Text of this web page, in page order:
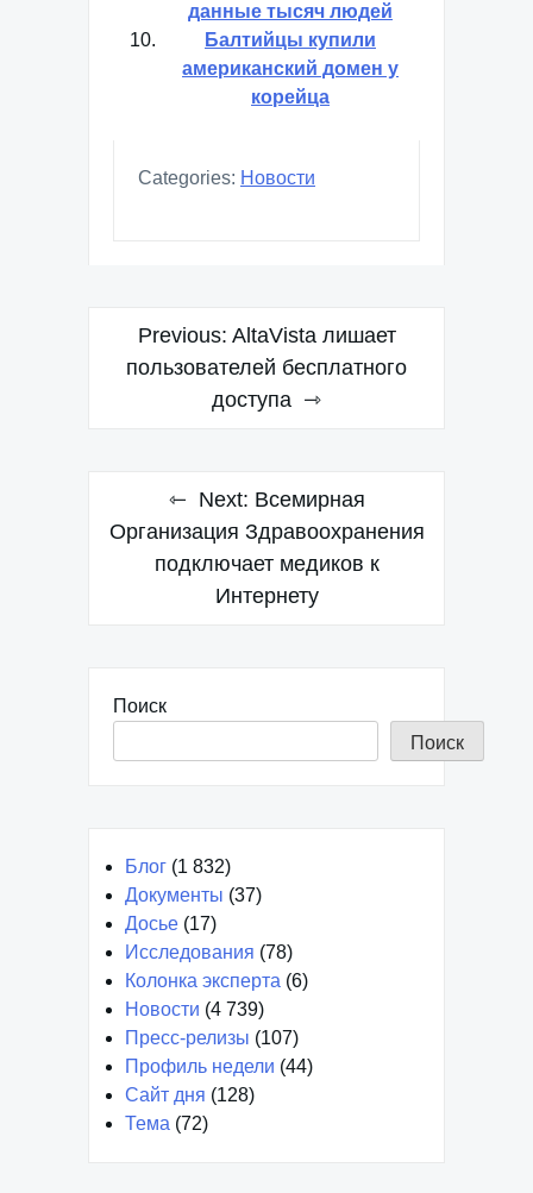
данные тысяч людей
Балтийцы купили
американский домен у
корейца
Categories: Новости
Навигация
Previous: AltaVista лишает
пользователей бесплатного
доступа
Next: Всемирная
Организация Здравоохранения
подключает медиков к
Интернету
Поиск
Поиск
Блог (1 832)
Документы (37)
Досье (17)
Исследования (78)
Колонка эксперта (6)
Новости (4 739)
Пресс-релизы (107)
Профиль недели (44)
Сайт дня (128)
Тема (72)